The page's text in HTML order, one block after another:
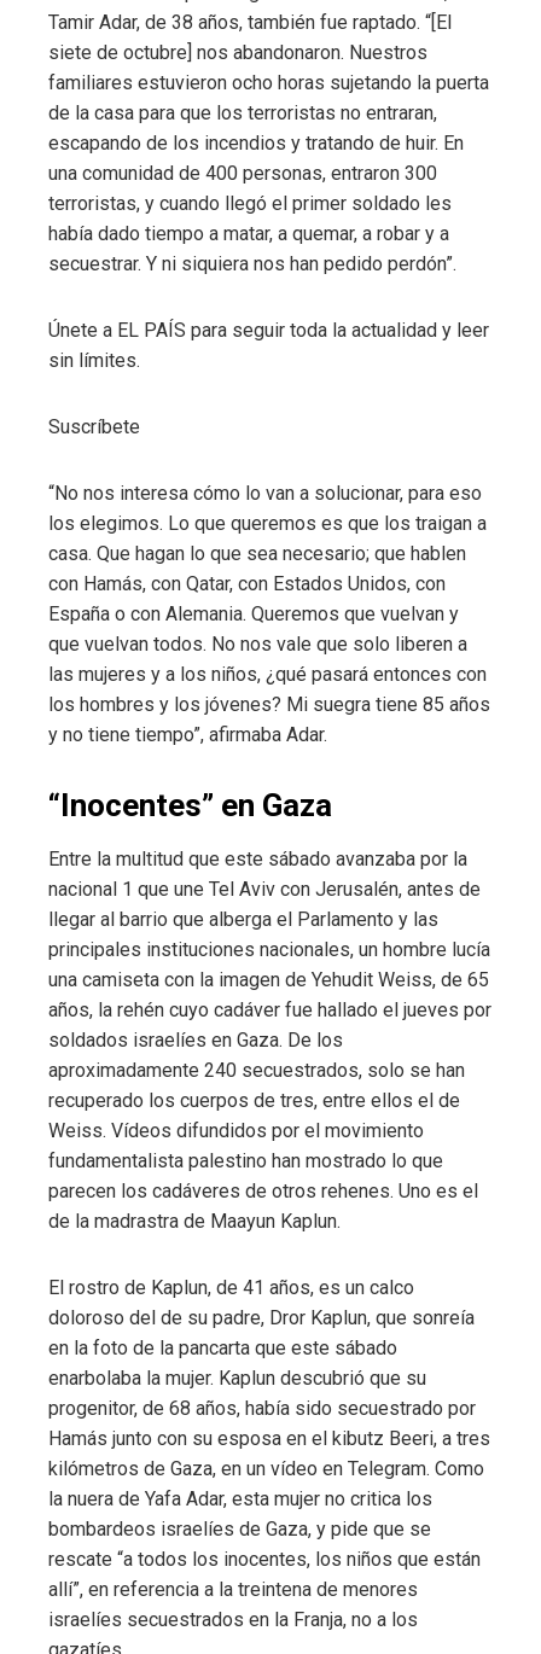
Tamir Adar, de 38 años, también fue raptado. “[El
siete de octubre] nos abandonaron. Nuestros
familiares estuvieron ocho horas sujetando la puerta
de la casa para que los terroristas no entraran,
escapando de los incendios y tratando de huir. En
una comunidad de 400 personas, entraron 300
terroristas, y cuando llegó el primer soldado les
había dado tiempo a matar, a quemar, a robar y a
secuestrar. Y ni siquiera nos han pedido perdón”.
Únete a EL PAÍS para seguir toda la actualidad y leer
sin límites.
Suscríbete
“No nos interesa cómo lo van a solucionar, para eso
los elegimos. Lo que queremos es que los traigan a
casa. Que hagan lo que sea necesario; que hablen
con Hamás, con Qatar, con Estados Unidos, con
España o con Alemania. Queremos que vuelvan y
que vuelvan todos. No nos vale que solo liberen a
las mujeres y a los niños, ¿qué pasará entonces con
los hombres y los jóvenes? Mi suegra tiene 85 años
y no tiene tiempo”, afirmaba Adar.
“Inocentes” en Gaza
Entre la multitud que este sábado avanzaba por la
nacional 1 que une Tel Aviv con Jerusalén, antes de
llegar al barrio que alberga el Parlamento y las
principales instituciones nacionales, un hombre lucía
una camiseta con la imagen de Yehudit Weiss, de 65
años, la rehén cuyo cadáver fue hallado el jueves por
soldados israelíes en Gaza. De los
aproximadamente 240 secuestrados, solo se han
recuperado los cuerpos de tres, entre ellos el de
Weiss. Vídeos difundidos por el movimiento
fundamentalista palestino han mostrado lo que
parecen los cadáveres de otros rehenes. Uno es el
de la madrastra de Maayun Kaplun.
El rostro de Kaplun, de 41 años, es un calco
doloroso del de su padre, Dror Kaplun, que sonreía
en la foto de la pancarta que este sábado
enarbolaba la mujer. Kaplun descubrió que su
progenitor, de 68 años, había sido secuestrado por
Hamás junto con su esposa en el kibutz Beeri, a tres
kilómetros de Gaza, en un vídeo en Telegram. Como
la nuera de Yafa Adar, esta mujer no critica los
bombardeos israelíes de Gaza, y pide que se
rescate “a todos los inocentes, los niños que están
allí”, en referencia a la treintena de menores
israelíes secuestrados en la Franja, no a los